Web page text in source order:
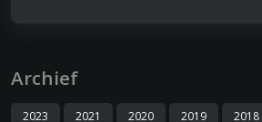
Archief
2023 2021 2020 2019 2018